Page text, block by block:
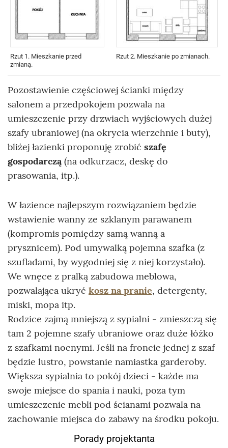
Rzut 1. Mieszkanie przed
zmianą.
Rzut 2. Mieszkanie po zmianach.
Pozostawienie częściowej ścianki między
salonem a przedpokojem pozwala na
umieszczenie przy drzwiach wyjściowych dużej
szafy ubraniowej (na okrycia wierzchnie i buty),
bliżej łazienki proponuję zrobić szafę
gospodarczą(na odkurzacz, deskę do
prasowania, itp.).
W łazience najlepszym rozwiązaniem będzie
wstawienie wanny ze szklanym parawanem
(kompromis pomiędzy samą wanną a
prysznicem). Pod umywalką pojemna szafka (z
szufladami, by wygodniej się z niej korzystało).
We wnęce z pralką zabudowa meblowa,
pozwalająca ukryć kosz na pranie, detergenty,
miski, mopa itp.
Rodzice zajmą mniejszą z sypialni - zmieszczą się
tam 2 pojemne szafy ubraniowe oraz duże łóżko
z szafkami nocnymi. Jeśli na froncie jednej z szaf
będzie lustro, powstanie namiastka garderoby.
Większa sypialnia to pokój dzieci - każde ma
swoje miejsce do spania i nauki, poza tym
umieszczenie mebli pod ścianami pozwala na
zachowanie miejsca do zabawy na środku pokoju.
Porady projektanta